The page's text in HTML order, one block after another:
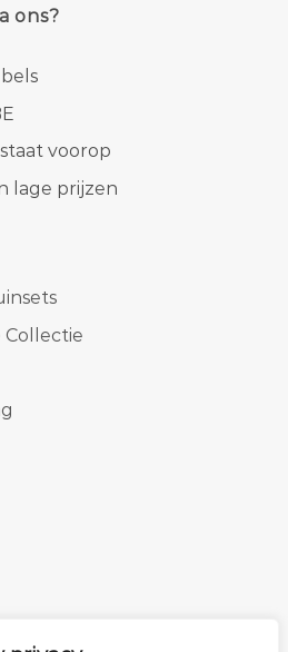
ons?
voorop
lage prijzen
Collectie